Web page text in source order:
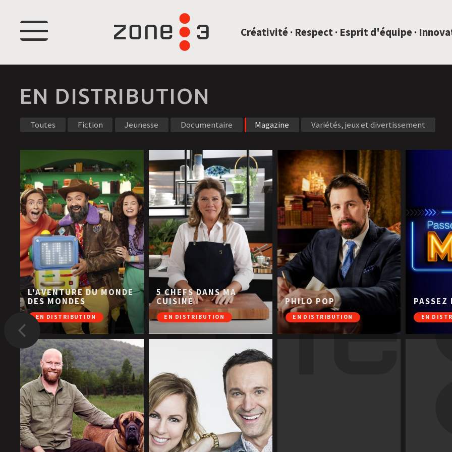
Créativité · Respect · Esprit d'équipe ·
EN DISTRIBUTION
Toutes Fiction Jeunesse Documentaire Magazine Variétés, jeux et divertissement
L'AVENTURE DU MONDE
DES MONDES
EN DISTRIBUTION
5 CHEFS DANS MA
CUISINE
EN DISTRIBUTION
PHILO POP
EN DISTRIBUTION
PASSEZ
EN
Précédent